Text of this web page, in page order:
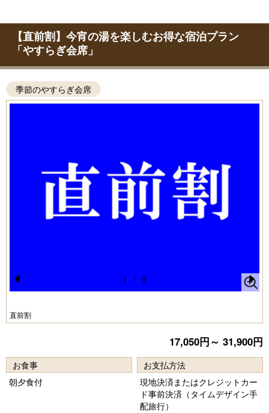
【直前割】今宵の湯を楽しむお得な宿泊プラン
「やすらぎ会席」
季節のやすらぎ会席
Pr
e
u
s
直前割
N
1 / 3
17,050円～ 31,900円
お食事
朝夕食付
お支払方法
現地決済またはクレジットカー
ド事前決済（タイムデザイン手
配旅行）